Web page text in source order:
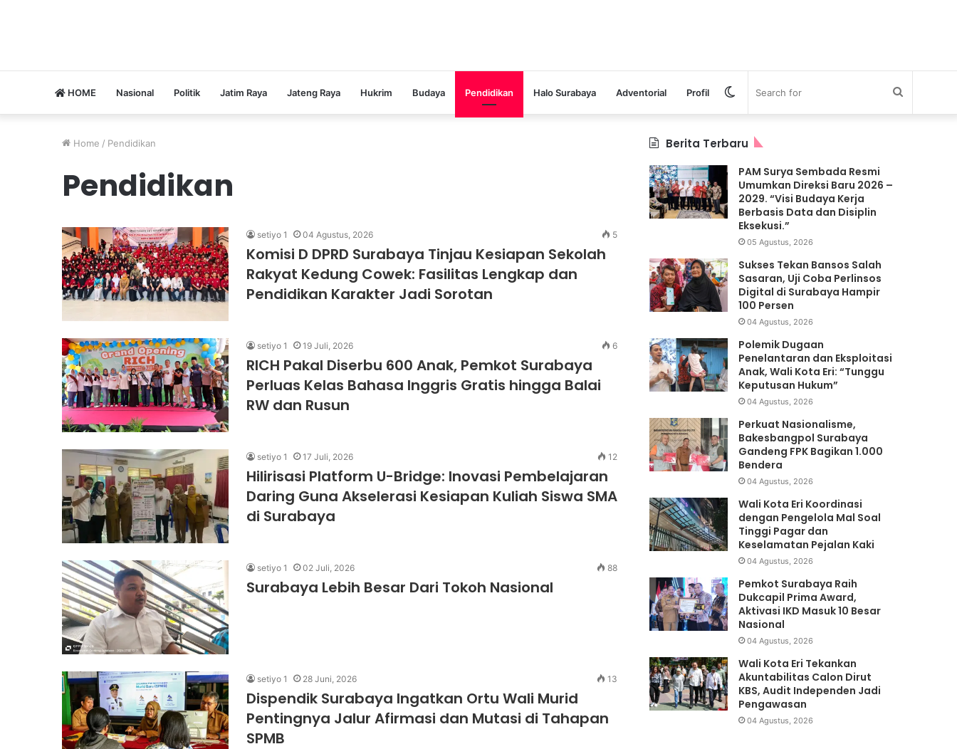
HOME Nasional Politik Jatim Raya Jateng Raya Hukrim Budaya Pendidikan Halo Surabaya Adventorial Profil Search
Switch
skin
Home / Pendidikan
Pendidikan
setiyo 1 04 Agustus, 2026 5
Komisi D DPRD Surabaya Tinjau Kesiapan Sekolah
Rakyat Kedung Cowek: Fasilitas Lengkap dan
Pendidikan Karakter Jadi Sorotan
setiyo 1 19 Juli, 2026 6
RICH Pakal Diserbu 600 Anak, Pemkot Surabaya
Perluas Kelas Bahasa Inggris Gratis hingga Balai
RW dan Rusun
setiyo 1 17 Juli, 2026 12
Hilirisasi Platform U-Bridge: Inovasi Pembelajaran
Daring Guna Akselerasi Kesiapan Kuliah Siswa SMA
di Surabaya
setiyo 1 02 Juli, 2026 88
Surabaya Lebih Besar Dari Tokoh Nasional
setiyo 1 28 Juni, 2026 13
Dispendik Surabaya Ingatkan Ortu Wali Murid
Pentingnya Jalur Afirmasi dan Mutasi di Tahapan
SPMB
Berita Terbaru
PAM Surya Sembada Resmi
Umumkan Direksi Baru 2026 –
2029. “Visi Budaya Kerja
Berbasis Data dan Disiplin
Eksekusi.”
05 Agustus, 2026
Sukses Tekan Bansos Salah
Sasaran, Uji Coba Perlinsos
Digital di Surabaya Hampir
100 Persen
04 Agustus, 2026
Polemik Dugaan
Penelantaran dan Eksploitasi
Anak, Wali Kota Eri: “Tunggu
Keputusan Hukum”
04 Agustus, 2026
Perkuat Nasionalisme,
Bakesbangpol Surabaya
Gandeng FPK Bagikan 1.000
Bendera
04 Agustus, 2026
Wali Kota Eri Koordinasi
dengan Pengelola Mal Soal
Tinggi Pagar dan
Keselamatan Pejalan Kaki
04 Agustus, 2026
Pemkot Surabaya Raih
Dukcapil Prima Award,
Aktivasi IKD Masuk 10 Besar
Nasional
04 Agustus, 2026
Wali Kota Eri Tekankan
Akuntabilitas Calon Dirut
KBS, Audit Independen Jadi
Pengawasan
04 Agustus, 2026